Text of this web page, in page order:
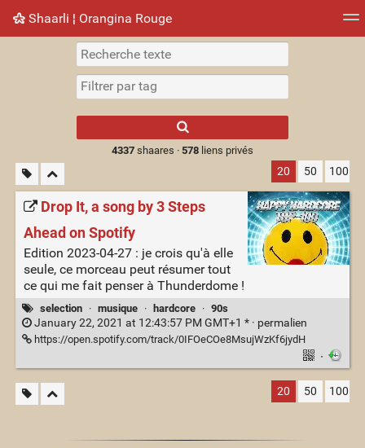
Shaarli ¦ Orangina Rouge
Nuage de tags Mur d'images
results.
4337shaares · 578liens privés
20 50 100
Drop It, a song by 3 Steps
Ahead on Spotify
Edition 2023-04-27 : je crois qu'à elle
seule, ce morceau peut résumer tout
ce qui me fait penser à Thunderdome !
selection · musique · hardcore · 90s
January 22, 2021 at 12:43:57 PM GMT+1 * · permalien
https://open.spotify.com/track/0IFOeCOe8MsujWzKf6jydH
·
20 50 100